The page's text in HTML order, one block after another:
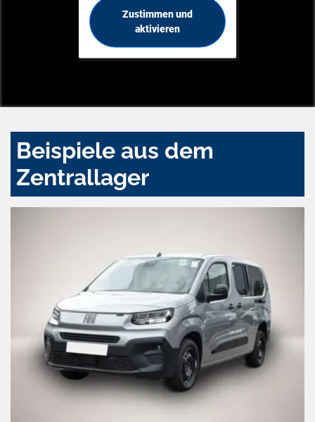
Zustimmen und
aktivieren
Beispiele aus dem
Zentrallager